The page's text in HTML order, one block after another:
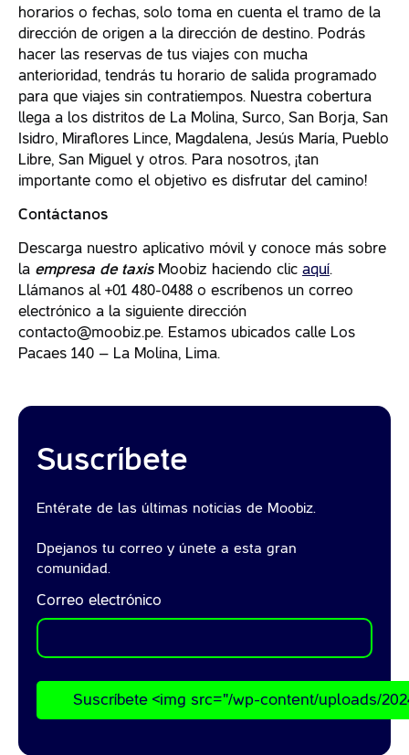
Suscríbete
Entérate de las últimas noticias de Moobiz.
Dpejanos tu correo y únete a esta gran
comunidad.
Correo electrónico
Suscríbete <img src="/wp-content/uploads/
horarios o fechas, solo toma en cuenta el tramo de la
dirección de origen a la dirección de destino. Podrás
hacer las reservas de tus viajes con mucha
anterioridad, tendrás tu horario de salida programado
para que viajes sin contratiempos. Nuestra cobertura
llega a los distritos de La Molina, Surco, San Borja, San
Isidro, Miraflores Lince, Magdalena, Jesús María, Pueblo
Libre, San Miguel y otros. Para nosotros, ¡tan
importante como el objetivo es disfrutar del camino!
Contáctanos
Descarga nuestro aplicativo móvil y conoce más sobre
la empresa de taxisMoobiz haciendo clic aquí.
Llámanos al +01 480-0488 o escríbenos un correo
electrónico a la siguiente dirección
contacto@moobiz.pe. Estamos ubicados calle Los
Pacaes 140 – La Molina, Lima.